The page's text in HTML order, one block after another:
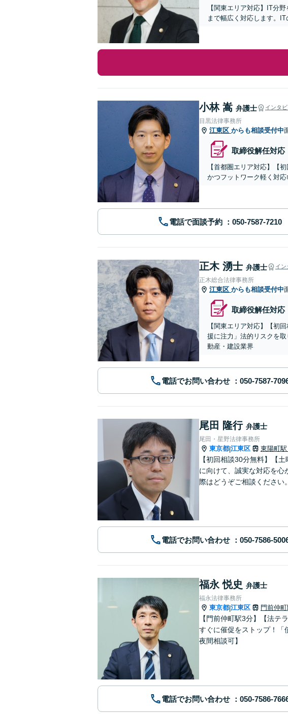
【関東エリア対応】IT分
まで幅広く対応します。
小林 嵩 弁護士 インタ
目黒法律事務所
江東区 からも相談受付中
取締役解任対応
【首都圏エリア対応】【
かつフットワーク軽く対
電話で面談予約
正木 湧士 弁護士 イン
正木総合法律事務所
江東区 からも相談受付中
取締役解任対応
【関東エリア対応】【初
援に注力」法的リスクを
動産・建設業界
電話でお問い合わせ
尾田 隆行 弁護士
尾田・星野法律事務所
東京都|江東区 東陽町駅
【初回相談30分無料】【
に向けて、誠実な対応を
際はどうぞご相談ください。
電話でお問い合わせ
福永 悦史 弁護士
福永法律事務所
東京都|江東区 門前仲町
【門前仲町駅3分】【法テ
すぐに催促をストップ！「
夜間相談可】
電話でお問い合わせ